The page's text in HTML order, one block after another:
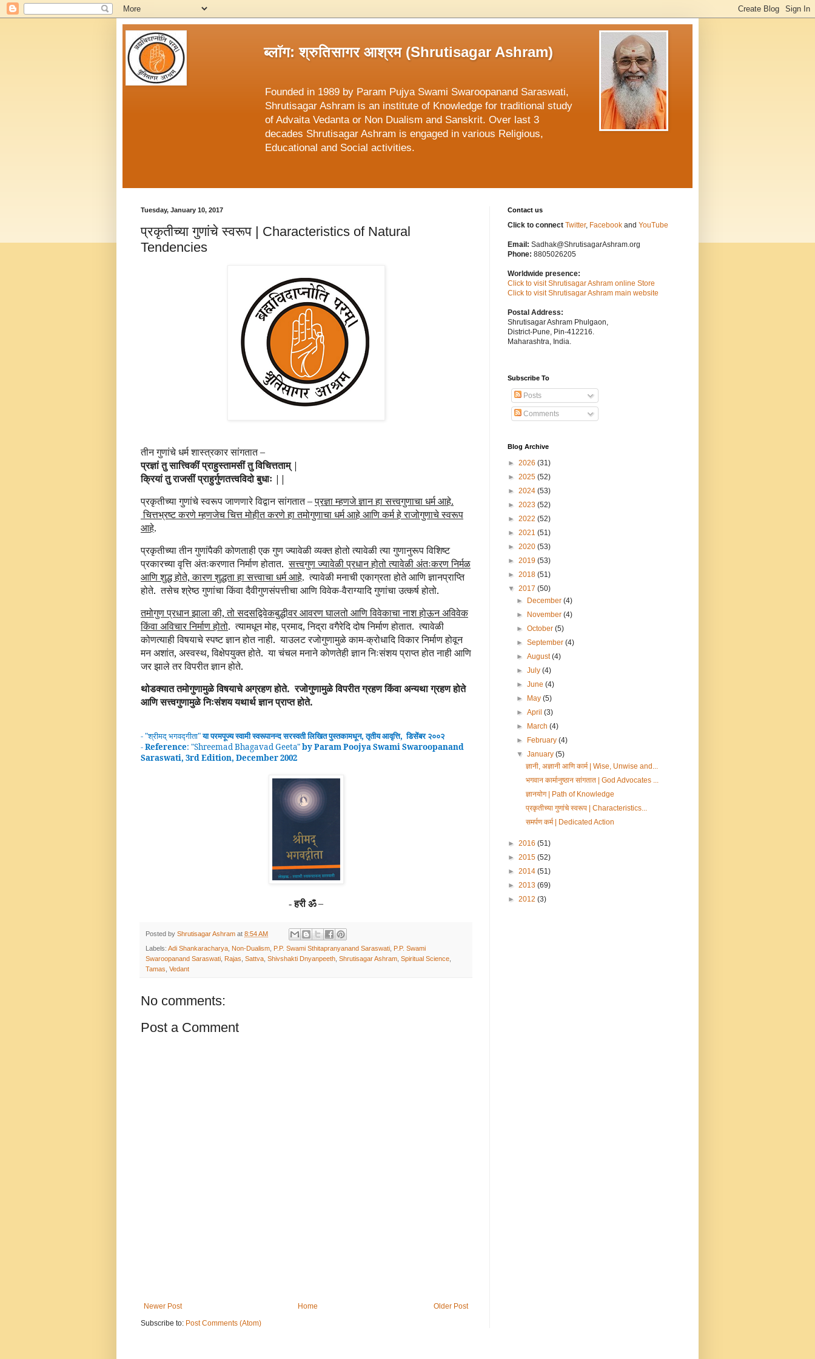
ब्लॉग: श्रुतिसागर आश्रम (Shrutisagar Ashram)
Founded in 1989 by Param Pujya Swami Swaroopanand Saraswati,
Shrutisagar Ashram is an institute of Knowledge for traditional study
of Advaita Vedanta or Non Dualism and Sanskrit. Over last 3
decades Shrutisagar Ashram is engaged in various Religious,
Educational and Social activities.
Tuesday, January 10, 2017
प्रकृतीच्या गुणांचे स्वरूप | Characteristics of Natural
Tendencies
तीन गुणांचे धर्म शास्त्रकार सांगतात –
प्रज्ञां तु सात्त्विकीं प्राहुस्तामसीं तु विचित्तताम् |
क्रियां तु राजसीं प्राहुर्गुणतत्त्वविदो बुधाः ||
प्रकृतीच्या गुणांचे स्वरूप जाणणारे विद्वान सांगतात –प्रज्ञा म्हणजे ज्ञान हा सत्त्वगुणाचा धर्म आहे.
चित्तभ्रष्ट करणे म्हणजेच चित्त मोहीत करणे हा तमोगुणाचा धर्म आहे आणि कर्म हे राजोगुणाचे स्वरूप
आहे.
प्रकृतीच्या तीन गुणांपैकी कोणताही एक गुण ज्यावेळी व्यक्त होतो त्यावेळी त्या गुणानुरूप विशिष्ट
प्रकारच्या वृत्ति अंतःकरणात निर्माण होतात.सत्त्वगुण ज्यावेळी प्रधान होतो त्यावेळी अंतःकरण निर्मळ
आणि शुद्ध होते, कारण शुद्धता हा सत्त्वाचा धर्म आहे. त्यावेळी मनाची एकाग्रता होते आणि ज्ञानप्राप्ति
होते. तसेच श्रेष्ठ गुणांचा किंवा दैवीगुणसंपत्तीचा आणि विवेक-वैराग्यादि गुणांचा उत्कर्ष होतो.
तमोगुण प्रधान झाला की, तो सदसद्विवेकबुद्धीवर आवरण घालतो आणि विवेकाचा नाश होऊन अविवेक
किंवा अविचार निर्माण होतो. त्यामधून मोह, प्रमाद, निद्रा वगैरेदि दोष निर्माण होतात. त्यावेळी
कोणत्याही विषयाचे स्पष्ट ज्ञान होत नाही. याउलट रजोगुणामुळे काम-क्रोधादि विकार निर्माण होवून
मन अशांत, अस्वस्थ, विक्षेपयुक्त होते. या चंचल मनाने कोणतेही ज्ञान निःसंशय प्राप्त होत नाही आणि
जर झाले तर विपरीत ज्ञान होते.
थोडक्यात तमोगुणामुळे विषयाचे अग्रहण होते. रजोगुणामुळे विपरीत ग्रहण किंवा अन्यथा ग्रहण होते
आणि सत्त्वगुणामुळे निःसंशय यथार्थ ज्ञान प्राप्त होते.
- "श्रीमद्भगवद्गीता"या परमपूज्य स्वामीस्वरूपानन्दसरस्वती लिखित पुस्तकामधून,तृतीयआवृत्ति, डिसेंबर २००२
-Reference: "Shreemad Bhagavad Geeta"by Param Poojya Swami Swaroopanand
Saraswati, 3rd Edition, December 2002
-हरी ॐ–
Posted by Shrutisagar Ashram at 8:54 AM
Labels: Adi Shankaracharya Non-Dualism P.P. Swami Sthitapranyanand Saraswati P.P. Swami
Swaroopanand Saraswati Rajas Sattva Shivshakti Dnyanpeeth Shrutisagar Ashram Spiritual Science
Tamas Vedant
No comments:
Post a Comment
Newer Post Older Post
Home
Subscribe to: Post Comments (Atom)
Contact us
Click to connect Twitter, Facebook and YouTube
Email: Sadhak@ShrutisagarAshram.org
Phone: 8805026205
Worldwide presence:
Click to visit Shrutisagar Ashram online Store
Click to visit Shrutisagar Ashram main website
Postal Address:
Shrutisagar Ashram Phulgaon,
District-Pune, Pin-412216.
Maharashtra, India.
Subscribe To
Posts
Comments
Blog Archive
► 2026 (31)
► 2025 (52)
► 2024 (53)
► 2023 (52)
► 2022 (52)
► 2021 (51)
► 2020 (53)
► 2019 (53)
► 2018 (51)
▼ 2017 (50)
►
December(4)
►
November(4)
►October(5)
►September(4)
►August(4)
►July(4)
►June(4)
►
May(5)
►April(3)
►
March(4)
►
February(4)
▼January(5)
ज्ञानी, अज्ञानी आणि कार्म | Wise, Unwise and...
भगवान कार्मानुष्ठान सांगतात | God Advocates ...
ज्ञानयोग | Path of Knowledge
प्रकृतीच्या गुणांचे स्वरूप | Characteristics...
समर्पण कर्म | Dedicated Action
► 2016 (51)
► 2015 (52)
► 2014 (51)
► 2013 (69)
► 2012 (3)